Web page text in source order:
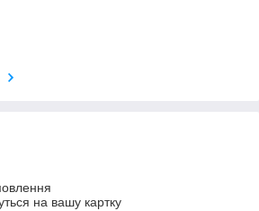
на вашу картку